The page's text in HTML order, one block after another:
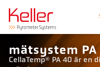
mätsystem
CellaTemp® PA 40 är en